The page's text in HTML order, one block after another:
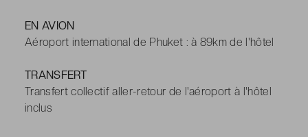
EN AVION
Aéroport international de Phuket : à 89km de l'hôtel
TRANSFERT
Transfert collectif aller-retour de l'aéroport à l'hôtel
inclus